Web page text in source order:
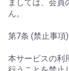
ましては、会員
ん。
第7条 (禁止事項)
本サービスの利